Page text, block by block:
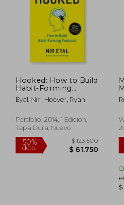
Hooked: How to Build
Habit-Forming
Products (en Inglés)
Eyal, Nir ; Hoover, Ryan
Portfolio, 2014, 1 Edición,
Tapa Dura, Nuevo